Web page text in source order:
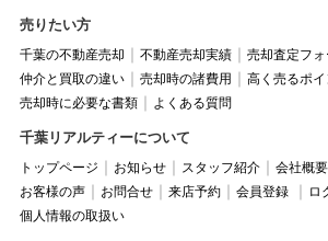
売りたい方
千葉の不動産売却 不動産売却実績 売却査定フォ
仲介と買取の違い
売却時の諸費用
高く売るポイ
売却時に必要な書類
よくある質問
千葉リアルティーについて
トップページ お知らせ スタッフ紹介 会社概要
お客様の声
お問合せ 来店予約 会員登録
ロ
個人情報の取扱い